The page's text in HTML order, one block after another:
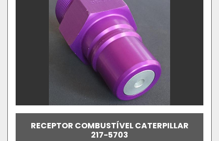
RECEPTOR COMBUSTÍVEL CATERPILLAR
217-5703